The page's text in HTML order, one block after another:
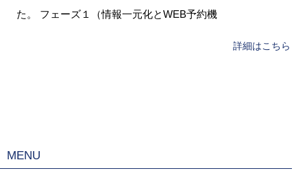
た。 フェーズ１（情報一元化とWEB予約機
詳細はこちら
MENU